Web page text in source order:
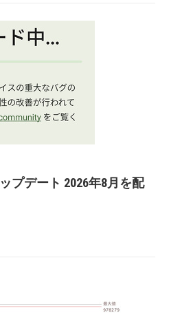
プデート 2026年8月を配